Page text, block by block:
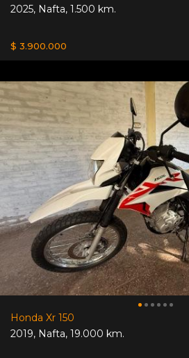
2025, Nafta, 1.500 km.
$ 3.900.000
Honda Xr 150
2019, Nafta, 19.000 km.